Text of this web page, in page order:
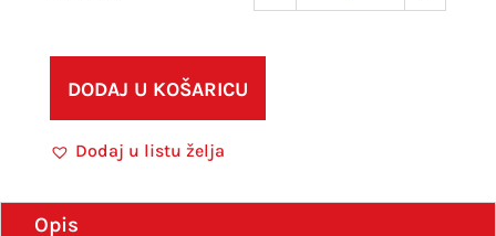
DODAJ U KOŠARICU
Dodaj u listu želja
Opis